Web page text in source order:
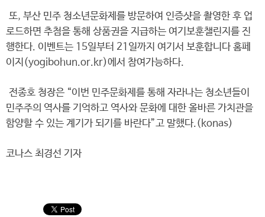
또, 부산 민주 청소년문화제를 방문하여 인증샷을 촬영한 후 업
로드하면 추첨을 통해 상품권을 지급하는 여기보훈챌린지를 진
행한다. 이벤트는 15일부터 21일까지 여기서 보훈합니다 홈페
이지(yogibohun.or.kr)에서 참여가능하다.
전종호 청장은 “이번 민주문화제를 통해 자라나는 청소년들이
민주주의 역사를 기억하고 역사와 문화에 대한 올바른 가치관을
함양할 수 있는 계기가 되기를 바란다”고 말했다.(konas)
코나스 최경선 기자